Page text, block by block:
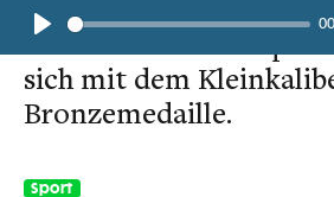
Play
Der Lavanter
sich mit dem
Bronzemedaille.
Sport